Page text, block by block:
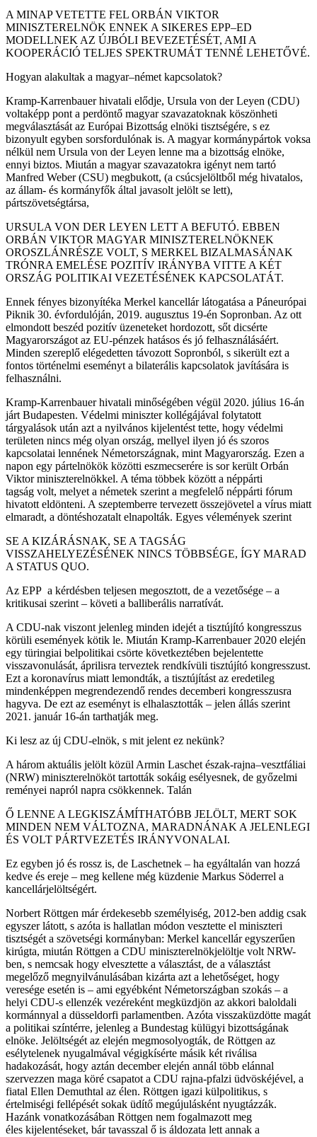
A MINAP VETETTE FEL ORBÁN VIKTOR
MINISZTERELNÖK ENNEK A SIKERES EPP–ED
MODELLNEK AZ ÚJBÓLI BEVEZETÉSÉT, AMI A
KOOPERÁCIÓ TELJES SPEKTRUMÁT TENNÉ LEHETŐVÉ.
Hogyan alakultak a magyar–német kapcsolatok?
Kramp-Karrenbauer hivatali elődje, Ursula von der Leyen (CDU)
voltaképp pont a perdöntő magyar szavazatoknak köszönheti
megválasztását az Európai Bizottság elnöki tisztségére, s ez
bizonyult egyben sorsfordulónak is. A magyar kormánypártok voksa
nélkül nem Ursula von der Leyen lenne ma a bizottság elnöke,
ennyi biztos. Miután a magyar szavazatokra igényt nem tartó
Manfred Weber (CSU) megbukott, (a csúcsjelöltből még hivatalos,
az állam- és kormányfők által javasolt jelölt se lett),
pártszövetségtársa,
URSULA VON DER LEYEN LETT A BEFUTÓ. EBBEN
ORBÁN VIKTOR MAGYAR MINISZTERELNÖKNEK
OROSZLÁNRÉSZE VOLT, S MERKEL BIZALMASÁNAK
TRÓNRA EMELÉSE POZITÍV IRÁNYBA VITTE A KÉT
ORSZÁG POLITIKAI VEZETÉSÉNEK KAPCSOLATÁT.
Ennek fényes bizonyítéka Merkel kancellár látogatása a Páneurópai
Piknik 30. évfordulóján, 2019. augusztus 19-én Sopronban. Az ott
elmondott beszéd pozitív üzeneteket hordozott, sőt dicsérte
Magyarországot az EU-pénzek hatásos és jó felhasználásáért.
Minden szereplő elégedetten távozott Sopronból, s sikerült ezt a
fontos történelmi eseményt a bilaterális kapcsolatok javítására is
felhasználni.
Kramp-Karrenbauer hivatali minőségében végül 2020. július 16-án
járt Budapesten. Védelmi miniszter kollégájával folytatott
tárgyalások után azt a nyilvános kijelentést tette, hogy védelmi
területen nincs még olyan ország, mellyel ilyen jó és szoros
kapcsolatai lennének Németországnak, mint Magyarország. Ezen a
napon egy pártelnökök közötti eszmecserére is sor került Orbán
Viktor miniszterelnökkel. A téma többek között a néppárti
tagság volt, melyet a németek szerint a megfelelő néppárti fórum
hivatott eldönteni. A szeptemberre tervezett összejövetel a vírus miatt
elmaradt, a döntéshozatalt elnapolták. Egyes vélemények szerint
SE A KIZÁRÁSNAK, SE A TAGSÁG
VISSZAHELYEZÉSÉNEK NINCS TÖBBSÉGE, ÍGY MARAD
A STATUS QUO.
Az EPP a kérdésben teljesen megosztott, de a vezetősége – a
kritikusai szerint – követi a balliberális narratívát.
A CDU-nak viszont jelenleg minden idejét a tisztújító kongresszus
körüli események kötik le. Miután Kramp-Karrenbauer 2020 elején
egy türingiai belpolitikai csörte következtében bejelentette
visszavonulását, áprilisra terveztek rendkívüli tisztújító kongresszust.
Ezt a koronavírus miatt lemondták, a tisztújítást az eredetileg
mindenképpen megrendezendő rendes decemberi kongresszusra
hagyva. De ezt az eseményt is elhalasztották – jelen állás szerint
2021. január 16-án tarthatják meg.
Ki lesz az új CDU-elnök, s mit jelent ez nekünk?
A három aktuális jelölt közül Armin Laschet észak-rajna–vesztfáliai
(NRW) miniszterelnököt tartották sokáig esélyesnek, de győzelmi
reményei napról napra csökkennek. Talán
Ő LENNE A LEGKISZÁMÍTHATÓBB JELÖLT, MERT SOK
MINDEN NEM VÁLTOZNA, MARADNÁNAK A JELENLEGI
ÉS VOLT PÁRTVEZETÉS IRÁNYVONALAI.
Ez egyben jó és rossz is, de Laschetnek – ha egyáltalán van hozzá
kedve és ereje – meg kellene még küzdenie Markus Söderrel a
kancellárjelöltségért.
Norbert Röttgen már érdekesebb személyiség, 2012-ben addig csak
egyszer látott, s azóta is hallatlan módon vesztette el miniszteri
tisztségét a szövetségi kormányban: Merkel kancellár egyszerűen
kirúgta, miután Röttgen a CDU miniszterelnökjelöltje volt NRW-
ben, s nemcsak hogy elvesztette a választást, de a választást
megelőző megnyilvánulásában kizárta azt a lehetőséget, hogy
veresége esetén is – ami egyébként Németországban szokás – a
helyi CDU-s ellenzék vezéreként megküzdjön az akkori baloldali
kormánnyal a düsseldorfi parlamentben. Azóta visszaküzdötte magát
a politikai színtérre, jelenleg a Bundestag külügyi bizottságának
elnöke. Jelöltségét az elején megmosolyogták, de Röttgen az
esélytelenek nyugalmával végigkísérte másik két riválisa
hadakozását, hogy aztán december elején annál több elánnal
szervezzen maga köré csapatot a CDU rajna-pfalzi üdvöskéjével, a
fiatal Ellen Demuthtal az élen. Röttgen igazi külpolitikus, s
értelmiségi fellépését sokak üdítő megújulásként nyugtázzák.
Hazánk vonatkozásában Röttgen nem fogalmazott meg
éles kijelentéseket, bár tavasszal ő is áldozata lett annak a